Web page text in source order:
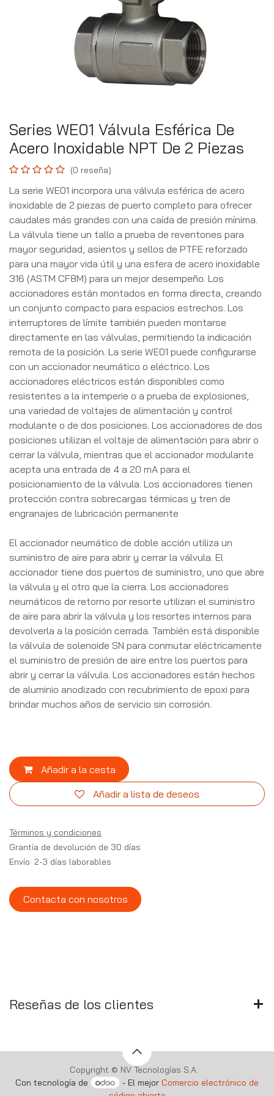
Series WE01 Válvula Esférica De
Acero Inoxidable NPT De 2 Piezas
(0 reseña)
La serie WE01 incorpora una válvula esférica de acero
inoxidable de 2 piezas de puerto completo para ofrecer
caudales más grandes con una caída de presión mínima.
La válvula tiene un tallo a prueba de reventones para
mayor seguridad, asientos y sellos de PTFE reforzado
para una mayor vida útil y una esfera de acero inoxidable
316 (ASTM CF8M) para un mejor desempeño. Los
accionadores están montados en forma directa, creando
un conjunto compacto para espacios estrechos. Los
interruptores de límite también pueden montarse
directamente en las válvulas, permitiendo la indicación
remota de la posición. La serie WE01 puede configurarse
con un accionador neumático o eléctrico. Los
accionadores eléctricos están disponibles como
resistentes a la intemperie o a prueba de explosiones,
una variedad de voltajes de alimentación y control
modulante o de dos posiciones. Los accionadores de dos
posiciones utilizan el voltaje de alimentación para abrir o
cerrar la válvula, mientras que el accionador modulante
acepta una entrada de 4 a 20 mA para el
posicionamiento de la válvula. Los accionadores tienen
protección contra sobrecargas térmicas y tren de
engranajes de lubricación permanente
El accionador neumático de doble acción utiliza un
suministro de aire para abrir y cerrar la válvula. El
accionador tiene dos puertos de suministro, uno que abre
la válvula y el otro que la cierra. Los accionadores
neumáticos de retorno por resorte utilizan el suministro
de aire para abrir la válvula y los resortes internos para
devolverla a la posición cerrada. También está disponible
la válvula de solenoide SN para conmutar eléctricamente
el suministro de presión de aire entre los puertos para
abrir y cerrar la válvula. Los accionadores están hechos
de aluminio anodizado con recubrimiento de epoxi para
brindar muchos años de servicio sin corrosión.
Añadir a la cesta
Añadir a lista de deseos
Términos y condiciones
Grantía de devolución de 30 días
Envío: 2-3 días laborables
Contacta con nosotros
Reseñas de los clientes
Copyright © NV Tecnologías S.A.
Con tecnología de
- El mejor Comercio electrónico de